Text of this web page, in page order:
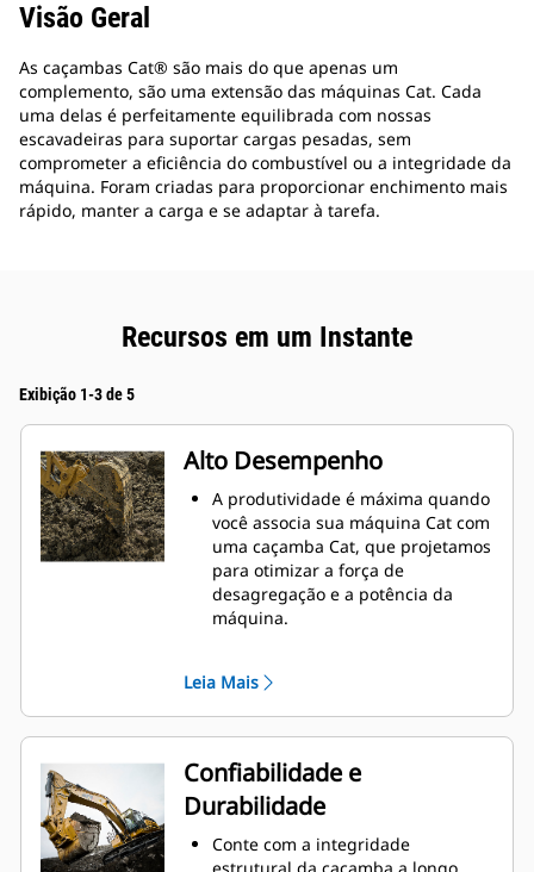
Visão Geral
As caçambas Cat® são mais do que apenas um
complemento, são uma extensão das máquinas Cat. Cada
uma delas é perfeitamente equilibrada com nossas
escavadeiras para suportar cargas pesadas, sem
comprometer a eficiência do combustível ou a integridade da
máquina. Foram criadas para proporcionar enchimento mais
rápido, manter a carga e se adaptar à tarefa.
Recursos em um Instante
Exibição 1-3 de 5
Alto Desempenho
A produtividade é máxima quando
você associa sua máquina Cat com
uma caçamba Cat, que projetamos
para otimizar a força de
desagregação e a potência da
máquina.
na caçamba. A folga maior do
braço de apoio garante que o
fundo da caçamba não seja
arrastado, reduzindo os custos de
manutenção.
O consumo de combustível atinge
o nível máximo durante a
escavação. As caçambas Cat foram
Leia Mais
Confiabilidade e
Durabilidade
Conte com a integridade